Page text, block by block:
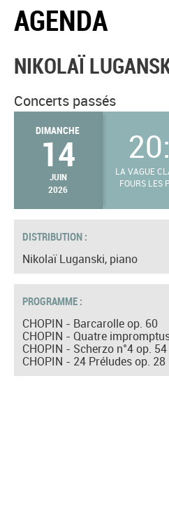
AGENDA
NIKOLAÏ
Concerts passés
DIMANCHE
14
JUIN
2026
LA VAGUE
FOURS LES
DISTRIBUTION :
Nikolaï Luganski, piano
PROGRAMME :
CHOPIN - Barcarolle op. 60
CHOPIN - Quatre
CHOPIN - Scherzo n°4 op. 54
CHOPIN - 24 Préludes op. 28